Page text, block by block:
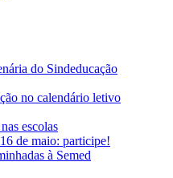
do Sindeducação
no calendário letivo
escolas
de maio: participe!
à Semed